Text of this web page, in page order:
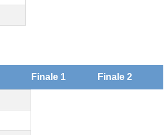
Finale 1 Finale 2